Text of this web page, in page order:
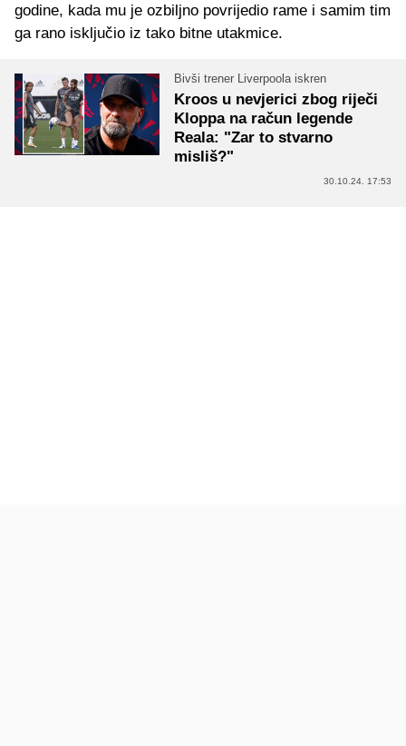
godine, kada mu je ozbiljno povrijedio rame i samim tim
ga rano isključio iz tako bitne utakmice.
Bivši trener Liverpoola iskren
Kroos u nevjerici zbog riječi
Kloppa na račun legende
Reala: "Zar to stvarno
misliš?"
30.10.24. 17:53